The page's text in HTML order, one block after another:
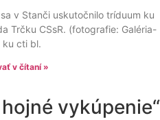
v Stanči uskutočnilo tríduum ku
Trčku CSsR. (fotografie: Galéria-
ku cti bl.
v čítaní »
vykúpenie“